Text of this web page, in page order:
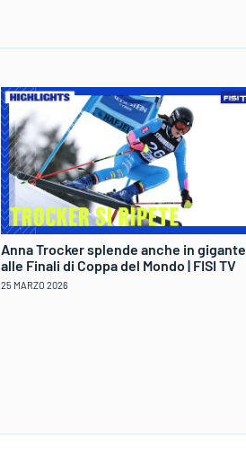
Anna Trocker splende anche in gigante
alle Finali di Coppa del Mondo | FISI TV
25 MARZO 2026